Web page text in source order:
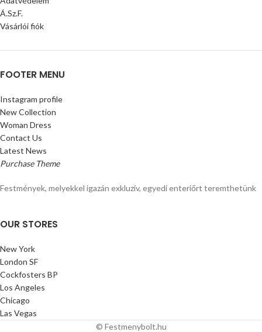
Á.Sz.F.
Vásárlói fiók
FOOTER MENU
Instagram profile
New Collection
Woman Dress
Contact Us
Latest News
Purchase Theme
Festmények, melyekkel igazán exkluzív, egyedi enteriőrt teremthetünk
OUR STORES
New York
London SF
Cockfosters BP
Los Angeles
Chicago
Las Vegas
© Festmenybolt.hu